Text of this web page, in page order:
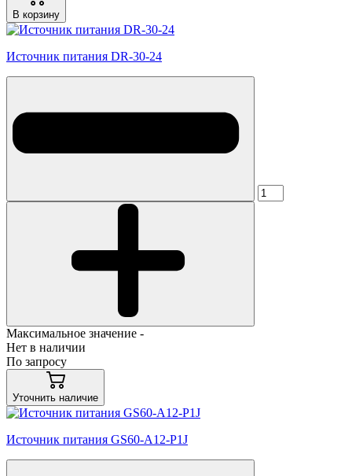
В корзину
Источник питания DR-30-24
Максимальное значение -
Нет в наличии
По запросу
Уточнить наличие
Источник питания GS60-A12-P1J